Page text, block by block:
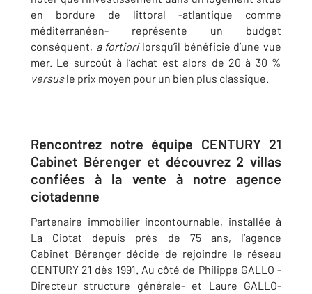
en bordure de littoral -atlantique comme
méditerranéen- représente un budget
conséquent, a fortiorilorsqu’il bénéficie d’une vue
mer. Le surcoût à l’achat est alors de 20 à 30 %
versusle prix moyen pour un bien plus classique.
Rencontrez notre équipe CENTURY 21
Cabinet Bérenger et découvrez 2 villas
confiées à la vente à notre agence
ciotadenne
Partenaire immobilier incontournable, installée à
La Ciotat depuis près de 75 ans, l’agence
Cabinet Bérenger décide de rejoindre le réseau
CENTURY 21 dès 1991. Au côté de Philippe GALLO -
Directeur structure générale- et Laure GALLO-